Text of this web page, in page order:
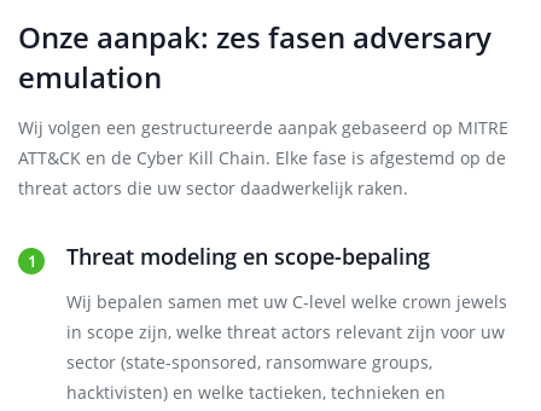
Onze aanpak: zes fasen adversary
emulation
Wij volgen een gestructureerde aanpak gebaseerd op MITRE
ATT&CK en de Cyber Kill Chain. Elke fase is afgestemd op de
threat actors die uw sector daadwerkelijk raken.
Threat modeling en scope-bepaling
Wij bepalen samen met uw C-level welke crown jewels
in scope zijn, welke threat actors relevant zijn voor uw
sector (state-sponsored, ransomware groups,
hacktivisten) en welke tactieken, technieken en